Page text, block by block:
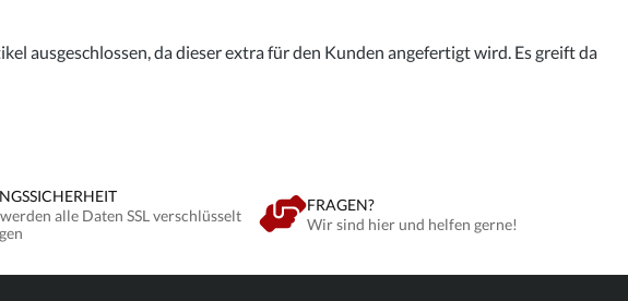
ausgeschlossen, da dieser extra für den Kunden angefertigt wird. Es greift da
alle Daten SSL verschlüsselt
FRAGEN?
Wir sind hier und helfen gerne!